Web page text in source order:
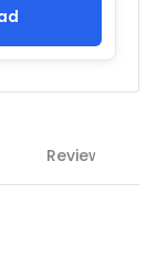
Reviews